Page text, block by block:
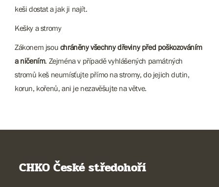
keši dostat a jak ji najít.
Kešky a stromy
Zákonem jsou chráněny všechny dřeviny před poškozováním
a ničením. Zejména v případě vyhlášených památných
stromů keš neumísťujte přímo na stromy, do jejich dutin,
korun, kořenů, ani je nezavěšujte na větve.
CHKO České středohoří